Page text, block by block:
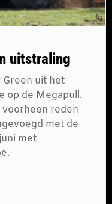
uitstraling
Green uit het
op de Megapull.
voorheen reden
met de
met